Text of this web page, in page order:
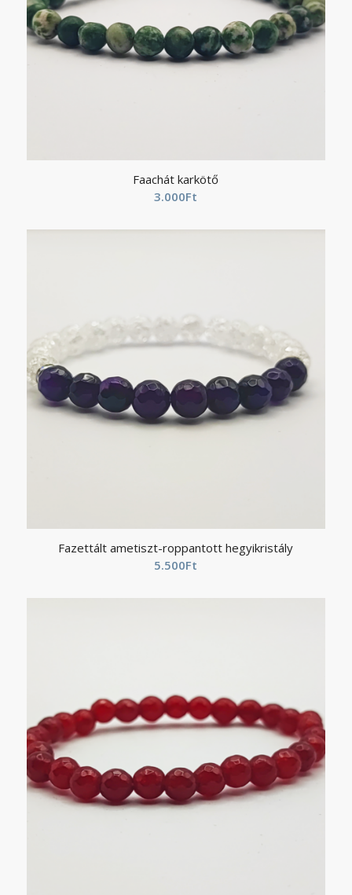
Faachát karkötő
3.000Ft
Fazettált ametiszt-roppantott hegyikristály
5.500Ft